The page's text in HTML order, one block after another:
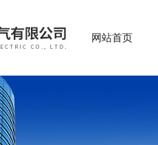
网站首页